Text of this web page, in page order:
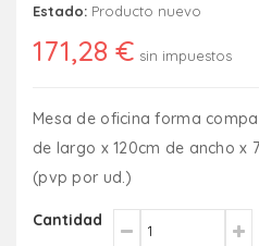
Estado: Producto nuevo
171,28 € sin impuestos
Mesa de oficina forma
de largo x 120cm de ancho x
(pvp por ud.)
Cantidad